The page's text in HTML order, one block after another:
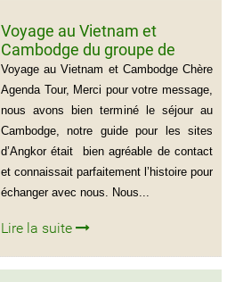
Voyage au Vietnam et
Cambodge du groupe de
madame Josette et Michel
GUILLON ( 6 personnes) 37
jours
Voyage au Vietnam et Cambodge Chère
Agenda Tour, Merci pour votre message,
nous avons bien terminé le séjour au
Cambodge, notre guide pour les sites
d’Angkor était bien agréable de contact
et connaissait parfaitement l’histoire pour
échanger avec nous. Nous...
Lire la suite